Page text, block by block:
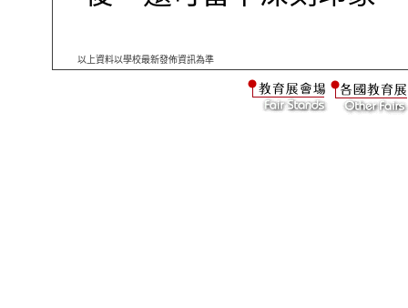
以上資料以學校最